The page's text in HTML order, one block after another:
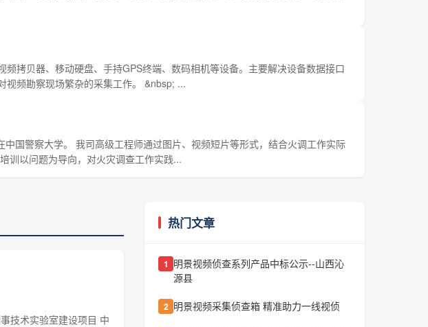
拷贝器、移动硬盘、手持GPS终端、数码相机等设备。主要解决设备数据接口
视频勘察现场繁杂的采集工作。 &nbsp; ...
国警察大学。 我司高级工程师通过图片、视频短片等形式，结合火调工作实际
训以问题为导向，对火灾调查工作实践...
技术实验室建设项目 中
热门文章
1 明景视频侦查系列产品中标公示--山西沁
源县
2 明景视频采集侦查箱 精准助力一线视侦